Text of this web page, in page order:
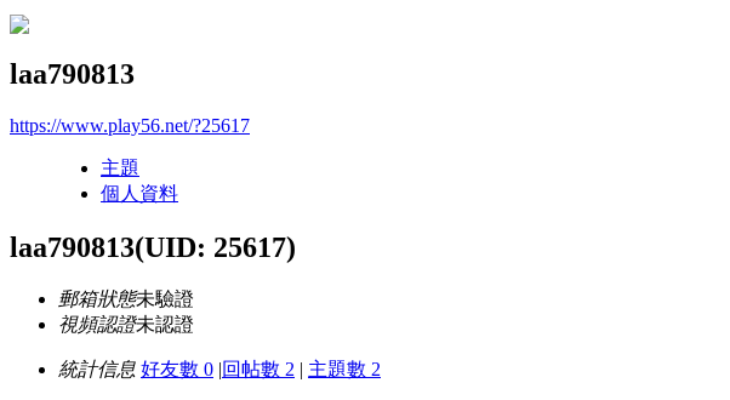
laa790813
https://www.play56.net/?25617
主題
個人資料
laa790813(UID: 25617)
郵箱狀態未驗證
視頻認證未認證
統計信息 好友數 0 |回帖數 2 | 主題數 2